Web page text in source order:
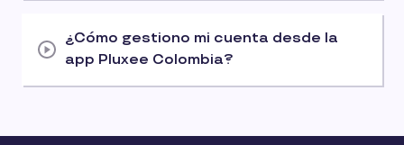
¿Cómo gestiono mi cuenta desde la
app Pluxee Colombia?